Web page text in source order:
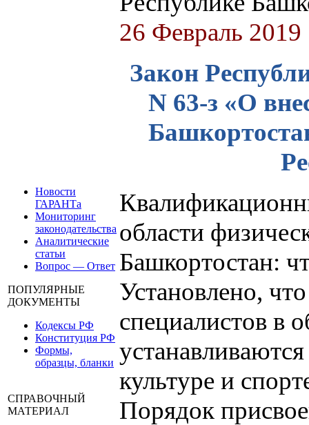
Новости
ГАРАНТа
Мониторинг
законодательства
Аналитические
статьи
Вопрос — Ответ
ПОПУЛЯРНЫЕ
ДОКУМЕНТЫ
Кодексы РФ
Конституция РФ
Формы,
образцы, бланки
СПРАВОЧНЫЙ
МАТЕРИАЛ
26 Февраль 2019
Закон
N 63-з «О
области
Башкортостан:
Установлено,
специалистов в
культуре и
Порядок